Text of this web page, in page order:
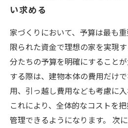
い求める
家づくりにおいて、予算は最も重
限られた資金で理想の家を実現
分たちの予算を明確にすること
する際は、建物本体の費用だけ
用、引っ越し費用なども考慮に入
これにより、全体的なコストを
管理できるようになります。 次